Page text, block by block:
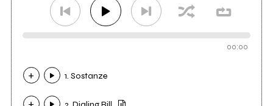
00:00
1. Sostanze